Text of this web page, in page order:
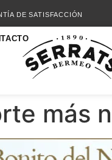
DE SATISFACCIÓN
más